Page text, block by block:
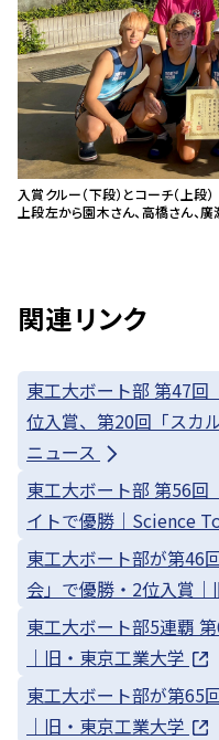
入賞クルー（下段）とコーチ（上段）
上段左から園木さん、高橋さん、
関連リンク
東工大ボート部 第47回
位入賞、第20回「スカ
ニュース
東工大ボート部 第56回
イトで優勝｜Science
東工大ボート部が第46
会」で優勝・2位入賞
東工大ボート部5連覇
｜旧・東京工業大学
東工大ボート部が第65
｜旧・東京工業大学